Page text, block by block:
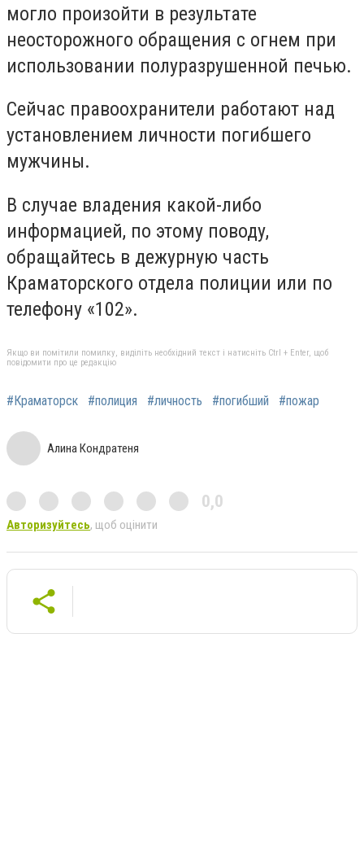
могло произойти в результате
неосторожного обращения с огнем при
использовании полуразрушенной печью.
Сейчас правоохранители работают над
установлением личности погибшего
мужчины.
В случае владения какой-либо
информацией, по этому поводу,
обращайтесь в дежурную часть
Краматорского отдела полиции или по
телефону «102».
Якщо ви помітили помилку, виділіть необхідний текст і натисніть Ctrl + Enter, щоб
повідомити про це редакцію
#Краматорск #полиция #личность #погибший #пожар
Алина Кондратеня
0,0
Авторизуйтесь, щоб оцінити